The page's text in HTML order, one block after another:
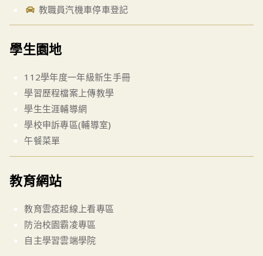
教職員汽機車停車登記
學生園地
112學年度一年級新生手冊
學習歷程檔案上傳教學
學生生涯輔導網
學校申訴專區(輔導室)
午餐菜單
教育網站
教育雲疫起線上看專區
防治校園霸凌專區
自主學習雲端學院